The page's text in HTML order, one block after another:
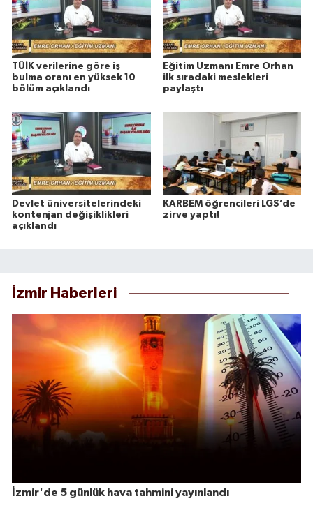
TÜİK verilerine göre iş
bulma oranı en yüksek 10
bölüm açıklandı
Eğitim Uzmanı Emre Orhan
ilk sıradaki meslekleri
paylaştı
Devlet üniversitelerindeki
kontenjan değişiklikleri
açıklandı
KARBEM öğrencileri LGS’de
zirve yaptı!
İzmir Haberleri
İzmir'de 5 günlük hava tahmini yayınlandı